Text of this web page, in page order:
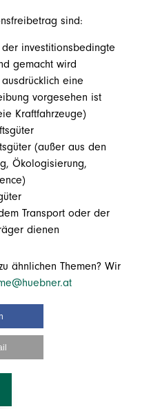
sind:
investitionsbedingte
gemacht wird
eine
vorgesehen ist
Kraftfahrzeuge)
(außer aus den
Ökologisierung,
Transport oder der
dienen
ähnlichen Themen? Wir